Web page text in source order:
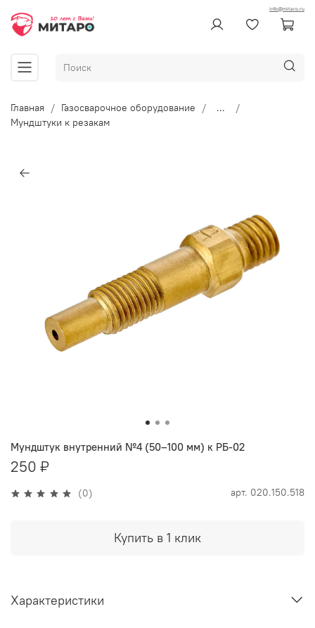
info@mitaro.ru
Главная Газосварочное оборудование
...
Мундштуки к резакам
(0) арт. 020.150.518
Мундштук внутренний №4 (50–100 мм) к РБ-02
250 ₽
Купить в 1 клик
Характеристики